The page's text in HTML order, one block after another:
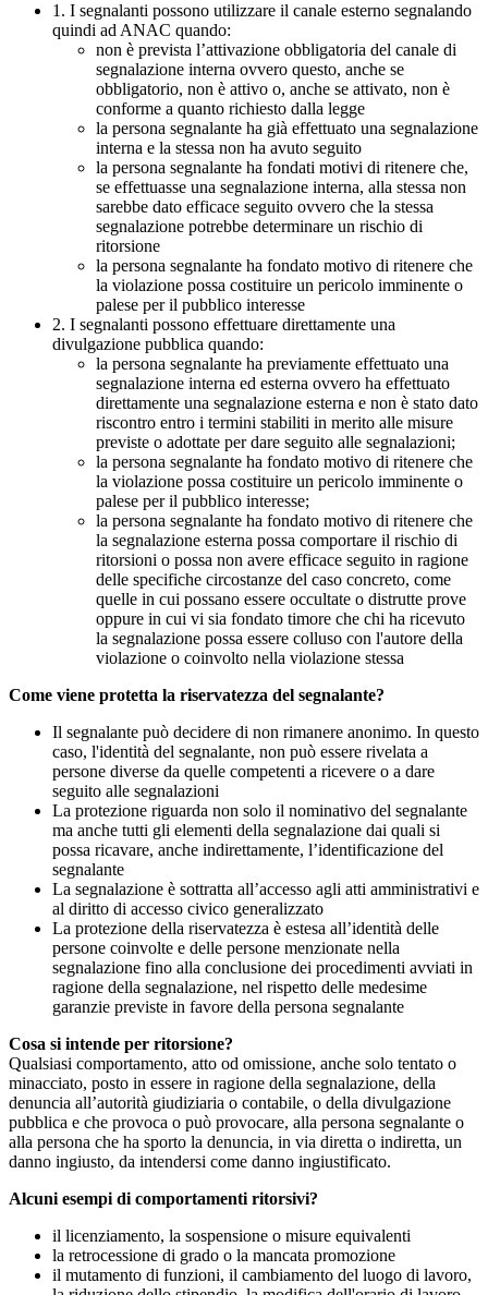
1. I segnalanti possono utilizzare il canale esterno segnalando
quindi ad ANAC quando:
non è prevista l’attivazione obbligatoria del canale di
segnalazione interna ovvero questo, anche se
obbligatorio, non è attivo o, anche se attivato, non è
conforme a quanto richiesto dalla legge
la persona segnalante ha già effettuato una segnalazione
interna e la stessa non ha avuto seguito
la persona segnalante ha fondati motivi di ritenere che,
se effettuasse una segnalazione interna, alla stessa non
sarebbe dato efficace seguito ovvero che la stessa
segnalazione potrebbe determinare un rischio di
ritorsione
la persona segnalante ha fondato motivo di ritenere che
la violazione possa costituire un pericolo imminente o
palese per il pubblico interesse
2. I segnalanti possono effettuare direttamente una
divulgazione pubblica quando:
la persona segnalante ha previamente effettuato una
segnalazione interna ed esterna ovvero ha effettuato
direttamente una segnalazione esterna e non è stato dato
riscontro entro i termini stabiliti in merito alle misure
previste o adottate per dare seguito alle segnalazioni;
la persona segnalante ha fondato motivo di ritenere che
la violazione possa costituire un pericolo imminente o
palese per il pubblico interesse;
la persona segnalante ha fondato motivo di ritenere che
la segnalazione esterna possa comportare il rischio di
ritorsioni o possa non avere efficace seguito in ragione
delle specifiche circostanze del caso concreto, come
quelle in cui possano essere occultate o distrutte prove
oppure in cui vi sia fondato timore che chi ha ricevuto
la segnalazione possa essere colluso con l'autore della
violazione o coinvolto nella violazione stessa
Come viene protetta la riservatezza del segnalante?
Il segnalante può decidere di non rimanere anonimo. In questo
caso, l'identità del segnalante, non può essere rivelata a
persone diverse da quelle competenti a ricevere o a dare
seguito alle segnalazioni
La protezione riguarda non solo il nominativo del segnalante
ma anche tutti gli elementi della segnalazione dai quali si
possa ricavare, anche indirettamente, l’identificazione del
segnalante
La segnalazione è sottratta all’accesso agli atti amministrativi e
al diritto di accesso civico generalizzato
La protezione della riservatezza è estesa all’identità delle
persone coinvolte e delle persone menzionate nella
segnalazione fino alla conclusione dei procedimenti avviati in
ragione della segnalazione, nel rispetto delle medesime
garanzie previste in favore della persona segnalante
Cosa si intende per ritorsione?
Qualsiasi comportamento, atto od omissione, anche solo tentato o
minacciato, posto in essere in ragione della segnalazione, della
denuncia all’autorità giudiziaria o contabile, o della divulgazione
pubblica e che provoca o può provocare, alla persona segnalante o
alla persona che ha sporto la denuncia, in via diretta o indiretta, un
danno ingiusto, da intendersi come danno ingiustificato.
Alcuni esempi di comportamenti ritorsivi?
il licenziamento, la sospensione o misure equivalenti
la retrocessione di grado o la mancata promozione
il mutamento di funzioni, il cambiamento del luogo di lavoro,